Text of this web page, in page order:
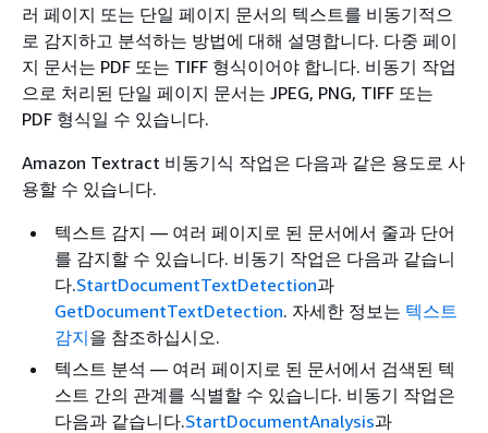
러 페이지 또는 단일 페이지 문서의 텍스트를 비동기적으
로 감지하고 분석하는 방법에 대해 설명합니다. 다중 페이
지 문서는 PDF 또는 TIFF 형식이어야 합니다. 비동기 작업
으로 처리된 단일 페이지 문서는 JPEG, PNG, TIFF 또는
PDF 형식일 수 있습니다.
Amazon Textract 비동기식 작업은 다음과 같은 용도로 사
용할 수 있습니다.
텍스트 감지 — 여러 페이지로 된 문서에서 줄과 단어
를 감지할 수 있습니다. 비동기 작업은 다음과 같습니
다.StartDocumentTextDetection과
GetDocumentTextDetection. 자세한 정보는 텍스트
감지을 참조하십시오.
텍스트 분석 — 여러 페이지로 된 문서에서 검색된 텍
스트 간의 관계를 식별할 수 있습니다. 비동기 작업은
다음과 같습니다.StartDocumentAnalysis과